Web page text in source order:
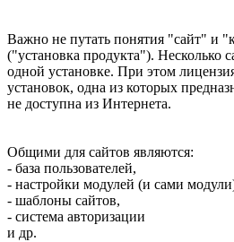
Важно не путать понятия "сайт" и
("установка продукта"). Несколько
одной установке. При этом
установок, одна из которых
не доступна из Интернета.
Общими для сайтов являются:
- база пользователей,
- настройки модулей (и сами
- шаблоны сайтов,
- система авторизации
и др.